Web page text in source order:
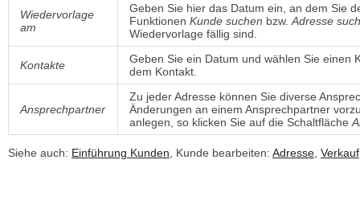
Wiedervorlage
am
Geben Sie hier das Datum ein, an dem Sie
FunktionenKunde suchen bzw. Adresse
Wiedervorlage fällig sind.
Kontakte
Geben Sie ein Datum und wählen Sie einen
dem Kontakt.
Ansprechpartner
Zu jeder Adresse können Sie diverse
Änderungen an einem Ansprechpartner
anlegen, so klicken Sie auf die Schaltfläche
Siehe auch: Einführung Kunden, Kunde bearbeiten: Adresse, Verkauf